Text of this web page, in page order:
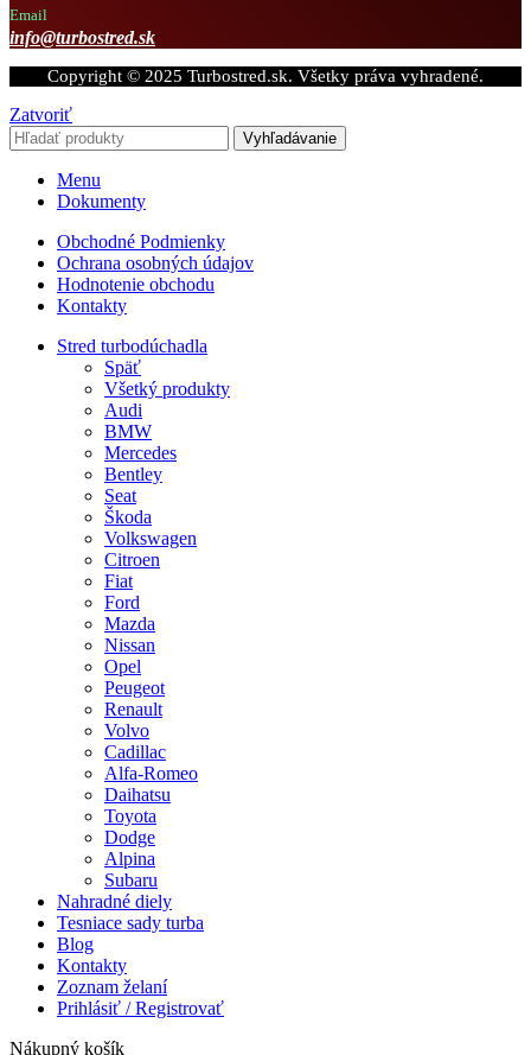
Email
info@turbostred.sk
Copyright © 2025 Turbostred.sk. Všetky práva vyhradené.
Zatvoriť
Vyhľadávanie
Menu
Dokumenty
Obchodné Podmienky
Ochrana osobných údajov
Hodnotenie obchodu
Kontakty
Stred turbodúchadla
Späť
Všetký produkty
Audi
BMW
Mercedes
Bentley
Seat
Škoda
Volkswagen
Citroen
Fiat
Ford
Mazda
Nissan
Opel
Peugeot
Renault
Volvo
Cadillac
Alfa-Romeo
Daihatsu
Toyota
Dodge
Alpina
Subaru
Nahradné diely
Tesniace sady turba
Blog
Kontakty
Zoznam želaní
Prihlásiť / Registrovať
Nákupný košík